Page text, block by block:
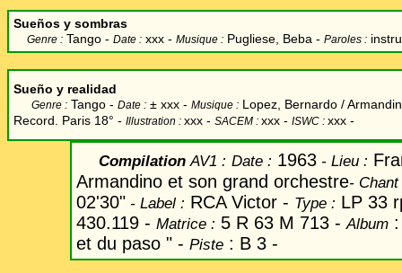
Sueños y sombras
Genre : Tango - Date : xxx - Musique : Pugliese, Beba - Paroles :
Sueño y realidad
Genre : Tango - Date : ± xxx - Musique : Lopez, Bernardo /
Record. Paris 18° - Illustration : xxx - SACEM : xxx - ISWC : xxx -
CompilationAV1 : Date : 1963 - Lieu :
Armandino et son grand orchestre- Chant
02'30" - Label : RCA Victor - Type : LP 33
430.119 - Matrice : 5 R 63 M 713 - Album
et du paso " - Piste : B 3 -